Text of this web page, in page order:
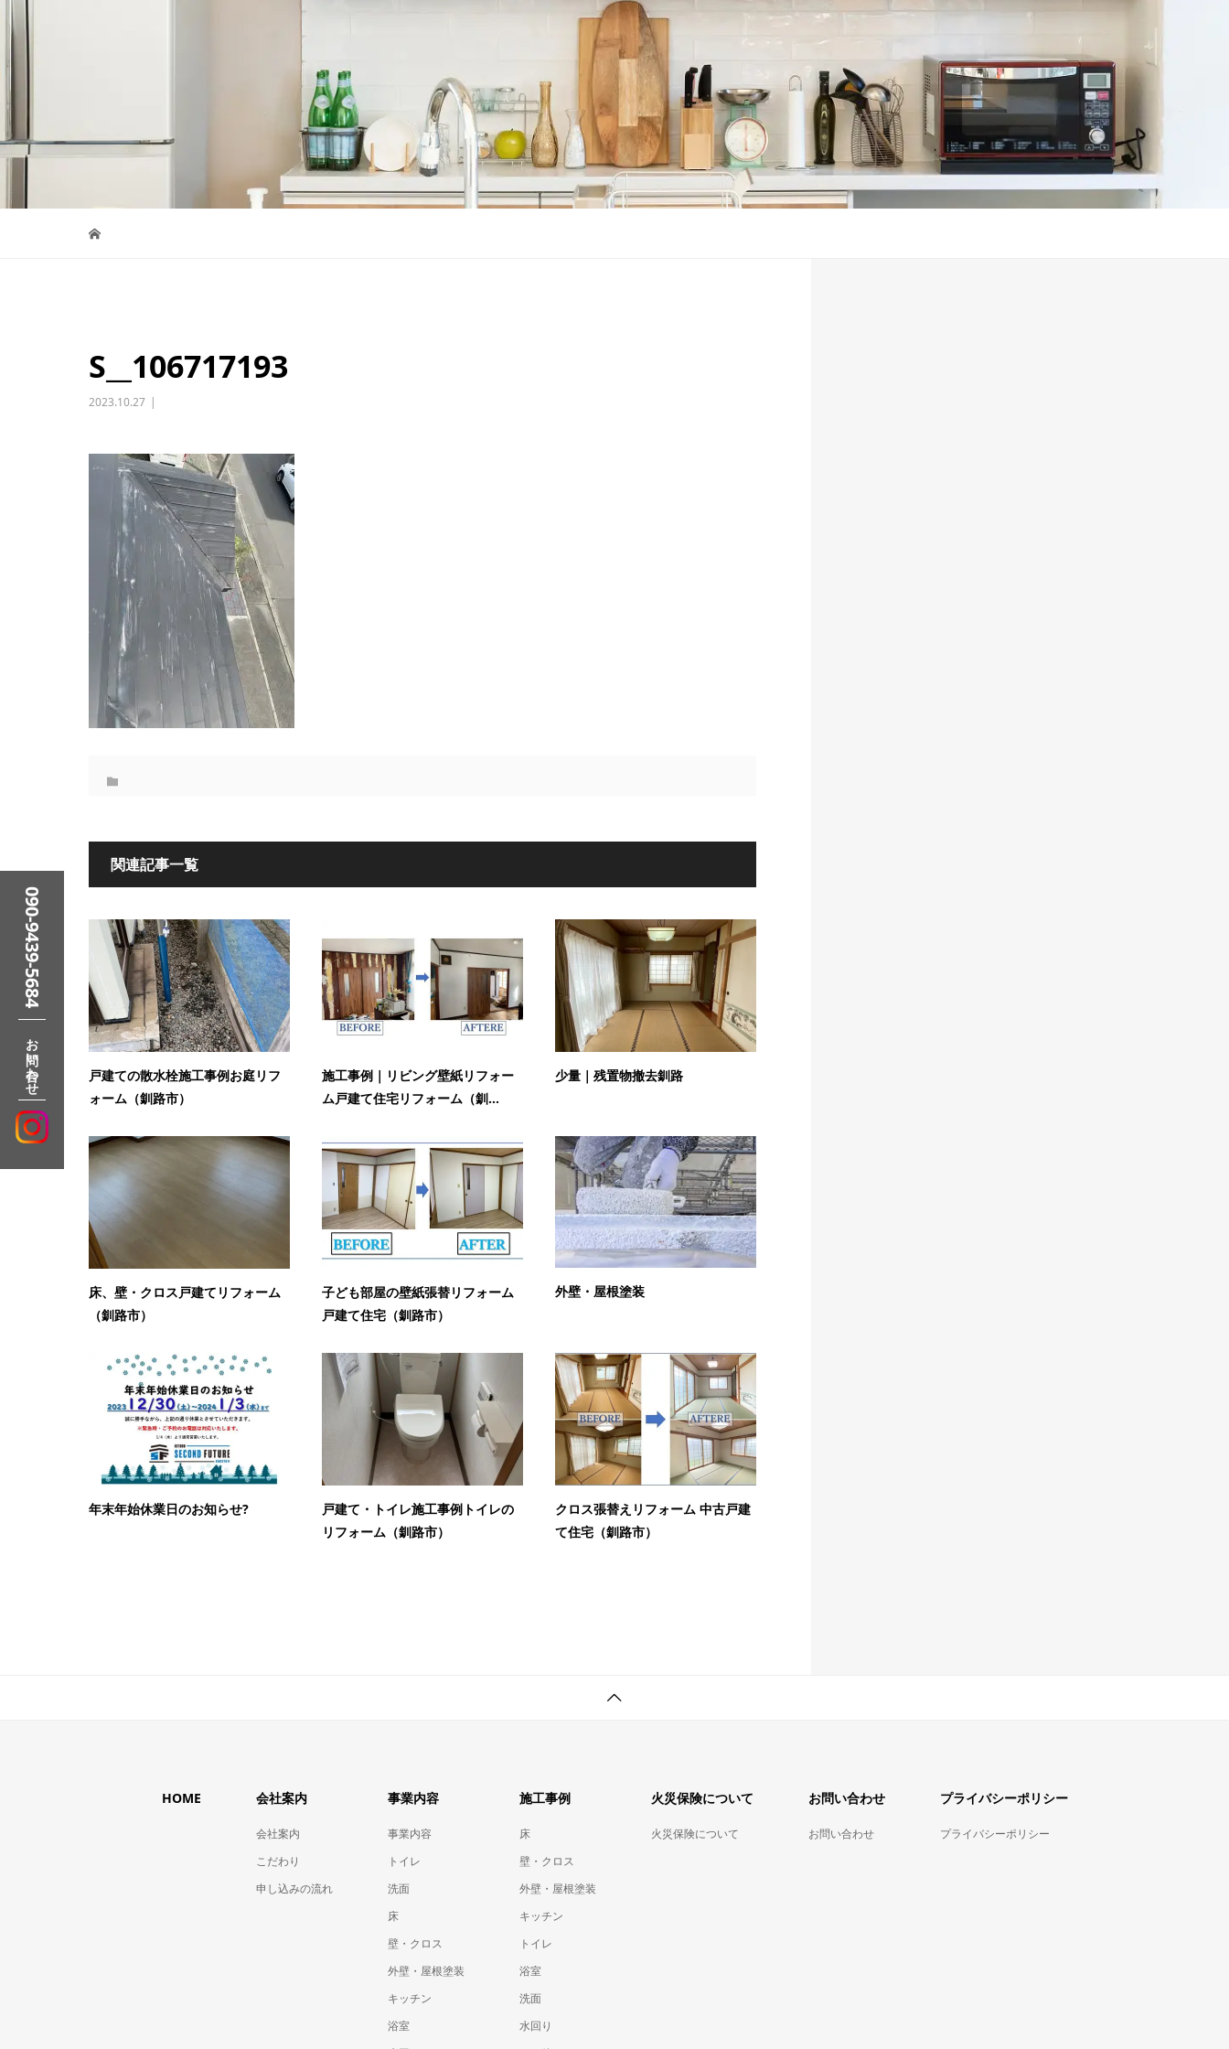
S__106717193
2023.10.27
関連記事一覧
戸建ての散水栓施工事例お庭リフ
ォーム（釧路市）
施工事例｜リビング壁紙リフォー
ム戸建て住宅リフォーム（釧...
少量｜残置物撤去釧路
床、壁・クロス戸建てリフォーム
（釧路市）
子ども部屋の壁紙張替リフォーム
戸建て住宅（釧路市）
外壁・屋根塗装
年末年始休業日のお知らせ?
戸建て・トイレ施工事例トイレの
リフォーム（釧路市）
クロス張替えリフォーム 中古戸建
て住宅（釧路市）
HOME 会社案内
会社案内
こだわり
申し込みの流れ
事業内容
事業内容
トイレ
洗面
床
壁・クロス
外壁・屋根塗装
キッチン
浴室
施工事例
床
壁・クロス
外壁・屋根塗装
キッチン
トイレ
浴室
洗面
水回り
火災保険について
火災保険について
お問い合わせ
お問い合わせ
プライバシーポリシー
プライバシーポリシー
090-9439-5684
お問い合わせ